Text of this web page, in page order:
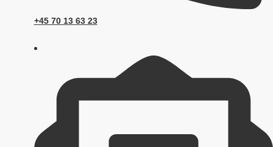
+45 70 13 63 23